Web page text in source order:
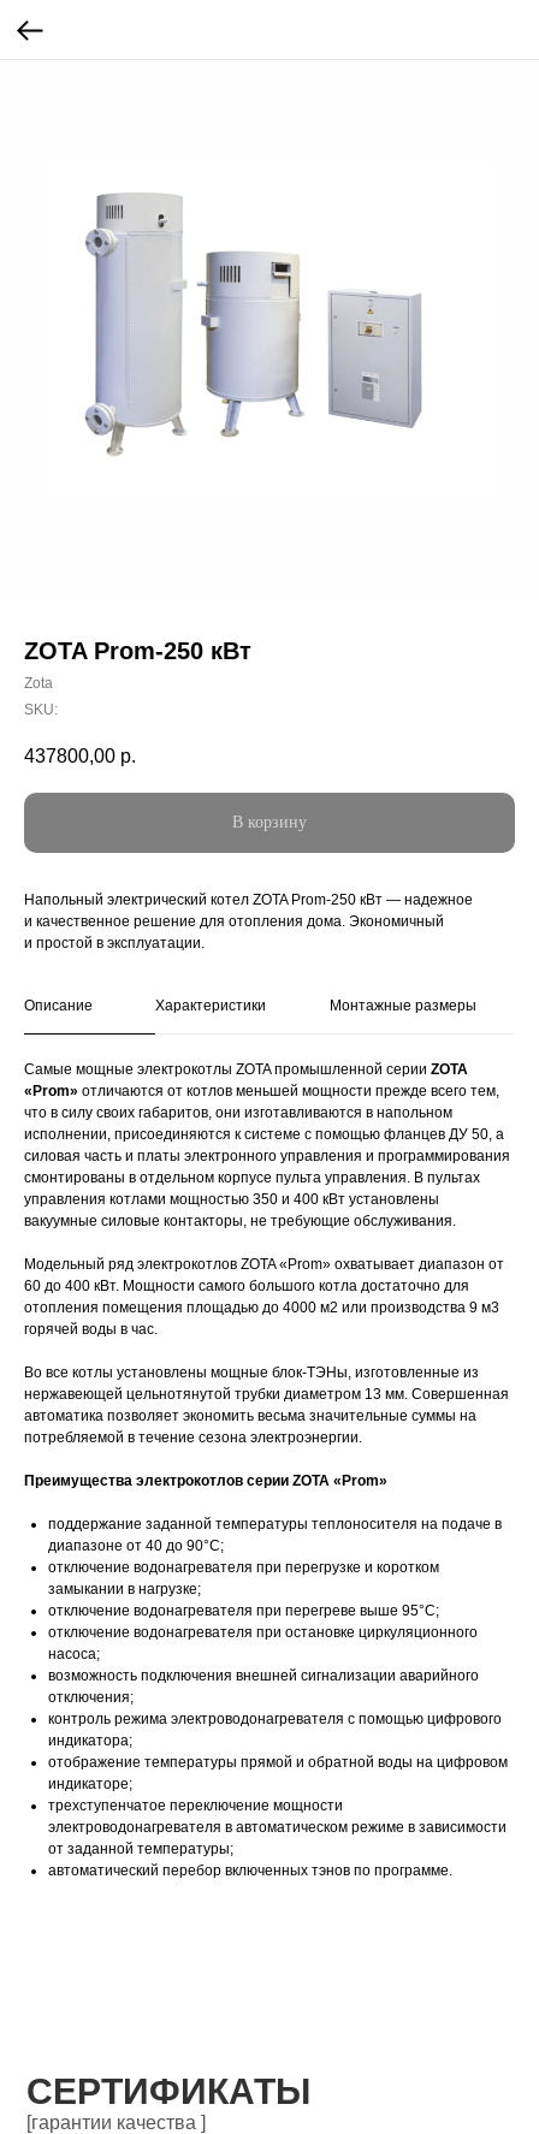
ZOTA Prom-250 кВт
Zota
SKU:
437800,00 р.
В корзину
Напольный электрический котел ZOTA Prom-250 кВт — надежное
и качественное решение для отопления дома. Экономичный
и простой в эксплуатации.
Описание Характеристики Монтажные размеры
Самые мощные электрокотлы ZOTA промышленной серии ZOTA
«Prom» отличаются от котлов меньшей мощности прежде всего тем,
что в силу своих габаритов, они изготавливаются в напольном
исполнении, присоединяются к системе с помощью фланцев ДУ 50, а
силовая часть и платы электронного управления и программирования
смонтированы в отдельном корпусе пульта управления. В пультах
управления котлами мощностью 350 и 400 кВт установлены
вакуумные силовые контакторы, не требующие обслуживания.
Модельный ряд электрокотлов ZOTA «Prom» охватывает диапазон от
60 до 400 кВт. Мощности самого большого котла достаточно для
отопления помещения площадью до 4000 м2 или производства 9 м3
горячей воды в час.
Во все котлы установлены мощные блок-ТЭНы, изготовленные из
нержавеющей цельнотянутой трубки диаметром 13 мм. Совершенная
автоматика позволяет экономить весьма значительные суммы на
потребляемой в течение сезона электроэнергии.
Преимущества электрокотлов серии ZOTA «Prom»
поддержание заданной температуры теплоносителя на подаче в
диапазоне от 40 до 90°С;
отключение водонагревателя при перегрузке и коротком
замыкании в нагрузке;
отключение водонагревателя при перегреве выше 95°С;
отключение водонагревателя при остановке циркуляционного
насоса;
возможность подключения внешней сигнализации аварийного
отключения;
контроль режима электроводонагревателя с помощью цифрового
индикатора;
отображение температуры прямой и обратной воды на цифровом
индикаторе;
трехступенчатое переключение мощности
электроводонагревателя в автоматическом режиме в зависимости
от заданной температуры;
автоматический перебор включенных тэнов по программе.
СЕРТИФИКАТЫ
[гарантии качества ]